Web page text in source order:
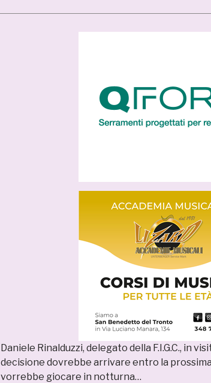
Daniele Rinalduzzi, delegato della F.I.G.C., in
decisione dovrebbe arrivare entro la
vorrebbe giocare in notturna…